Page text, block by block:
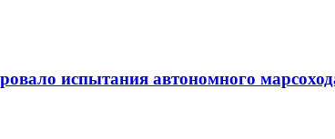
испытания автономного